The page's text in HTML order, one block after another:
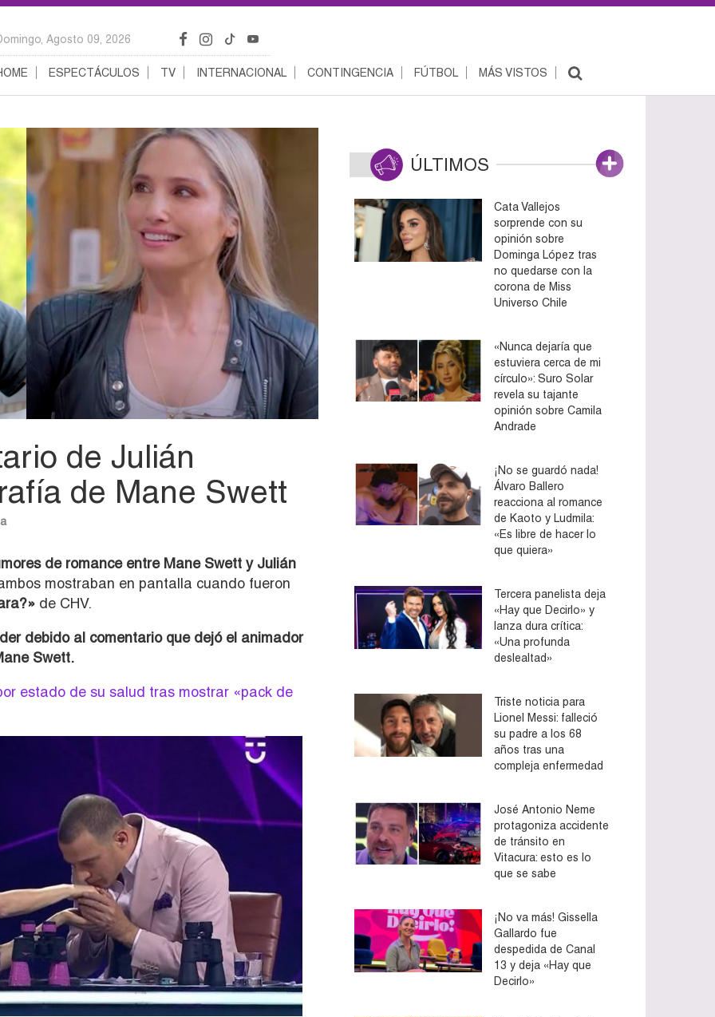
Agosto 09, 2026
ESPECTÁCULOS TV INTERNACIONAL CONTINGENCIA FÚTBOL MÁS VISTOS
de Julián
de Mane Swett
de romance entre Mane Swett y Julián
mostraban en pantalla cuando fueron
de CHV.
debido al comentario que dejó el animador
Swett.
estado de su salud tras mostrar «pack de
ÚLTIMOS
Cata Vallejos
sorprende con su
opinión sobre
Dominga López tras
no quedarse con la
corona de Miss
Universo Chile
«Nunca dejaría que
estuviera cerca de mi
círculo»: Suro Solar
revela su tajante
opinión sobre Camila
Andrade
¡No se guardó nada!
Álvaro Ballero
reacciona al romance
de Kaoto y Ludmila:
«Es libre de hacer lo
que quiera»
Tercera panelista deja
«Hay que Decirlo» y
lanza dura crítica:
«Una profunda
deslealtad»
Triste noticia para
Lionel Messi: falleció
su padre a los 68
años tras una
compleja enfermedad
José Antonio Neme
protagoniza accidente
de tránsito en
Vitacura: esto es lo
que se sabe
¡No va más! Gissella
Gallardo fue
despedida de Canal
13 y deja «Hay que
Decirlo»